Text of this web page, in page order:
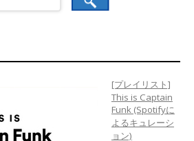
[プレイリスト]
This is Captain
Funk (Spotifyに
よるキュレーシ
ョン)